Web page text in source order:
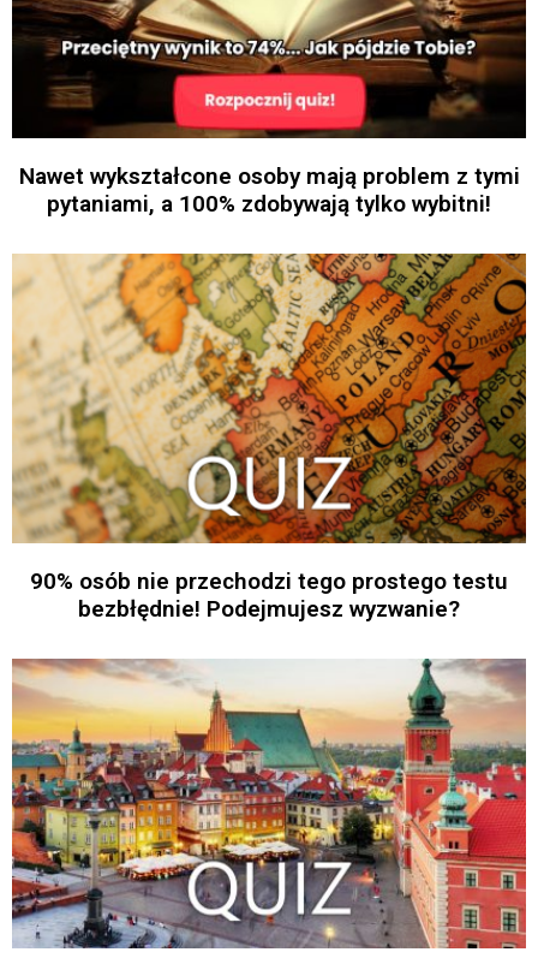
Nawet wykształcone osoby mają problem z tymi
pytaniami, a 100% zdobywają tylko wybitni!
90% osób nie przechodzi tego prostego testu
bezbłędnie! Podejmujesz wyzwanie?